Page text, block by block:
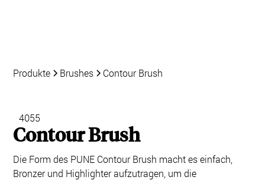
Produkte Brushes Contour Brush
4055
Contour Brush
Die Form des PUNE Contour Brush macht es einfach,
Bronzer und Highlighter aufzutragen, um die